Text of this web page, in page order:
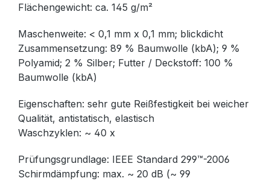
Flächengewicht: ca. 145 g/m²
Maschenweite: < 0,1 mm x 0,1 mm; blickdicht
Zusammensetzung: 89 % Baumwolle (kbA); 9 %
Polyamid; 2 % Silber; Futter / Deckstoff: 100 %
Baumwolle (kbA)
Eigenschaften: sehr gute Reißfestigkeit bei weicher
Qualität, antistatisch, elastisch
Waschzyklen: ~ 40 x
Prüfungsgrundlage: IEEE Standard 299™-2006
Schirmdämpfung: max. ~ 20 dB (~ 99